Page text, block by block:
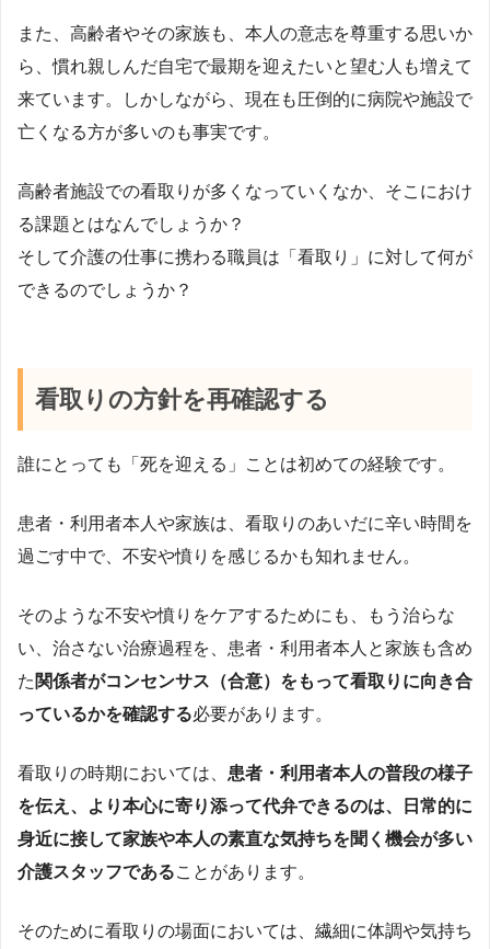
また、高齢者やその家族も、本人の意志を尊重する思いか
ら、慣れ親しんだ自宅で最期を迎えたいと望む人も増えて
来ています。しかしながら、現在も圧倒的に病院や施設で
亡くなる方が多いのも事実です。
高齢者施設での看取りが多くなっていくなか、そこにおけ
る課題とはなんでしょうか？
そして介護の仕事に携わる職員は「看取り」に対して何が
できるのでしょうか？
看取りの方針を再確認する
誰にとっても「死を迎える」ことは初めての経験です。
患者・利用者本人や家族は、看取りのあいだに辛い時間を
過ごす中で、不安や憤りを感じるかも知れません。
そのような不安や憤りをケアするためにも、もう治らな
い、治さない治療過程を、患者・利用者本人と家族も含め
た 関係者がコンセンサス（合意）をもって看取りに向き合
っているかを確認する必要があります。
看取りの時期においては、 患者・利用者本人の普段の様子
を伝え、より本心に寄り添って代弁できるのは、日常的に
身近に接して家族や本人の素直な気持ちを聞く機会が多い
介護スタッフであることがあります。
そのために看取りの場面においては、繊細に体調や気持ち